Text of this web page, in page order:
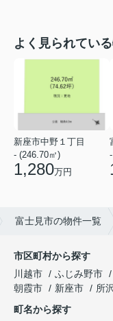
よく見られてい
新座市中野１丁目
- (246.70㎡)
1,280万円
富士見市の物件一覧
市区町村から探す
川越市
ふじみ野市
朝霞市
新座市 所
町名から探す